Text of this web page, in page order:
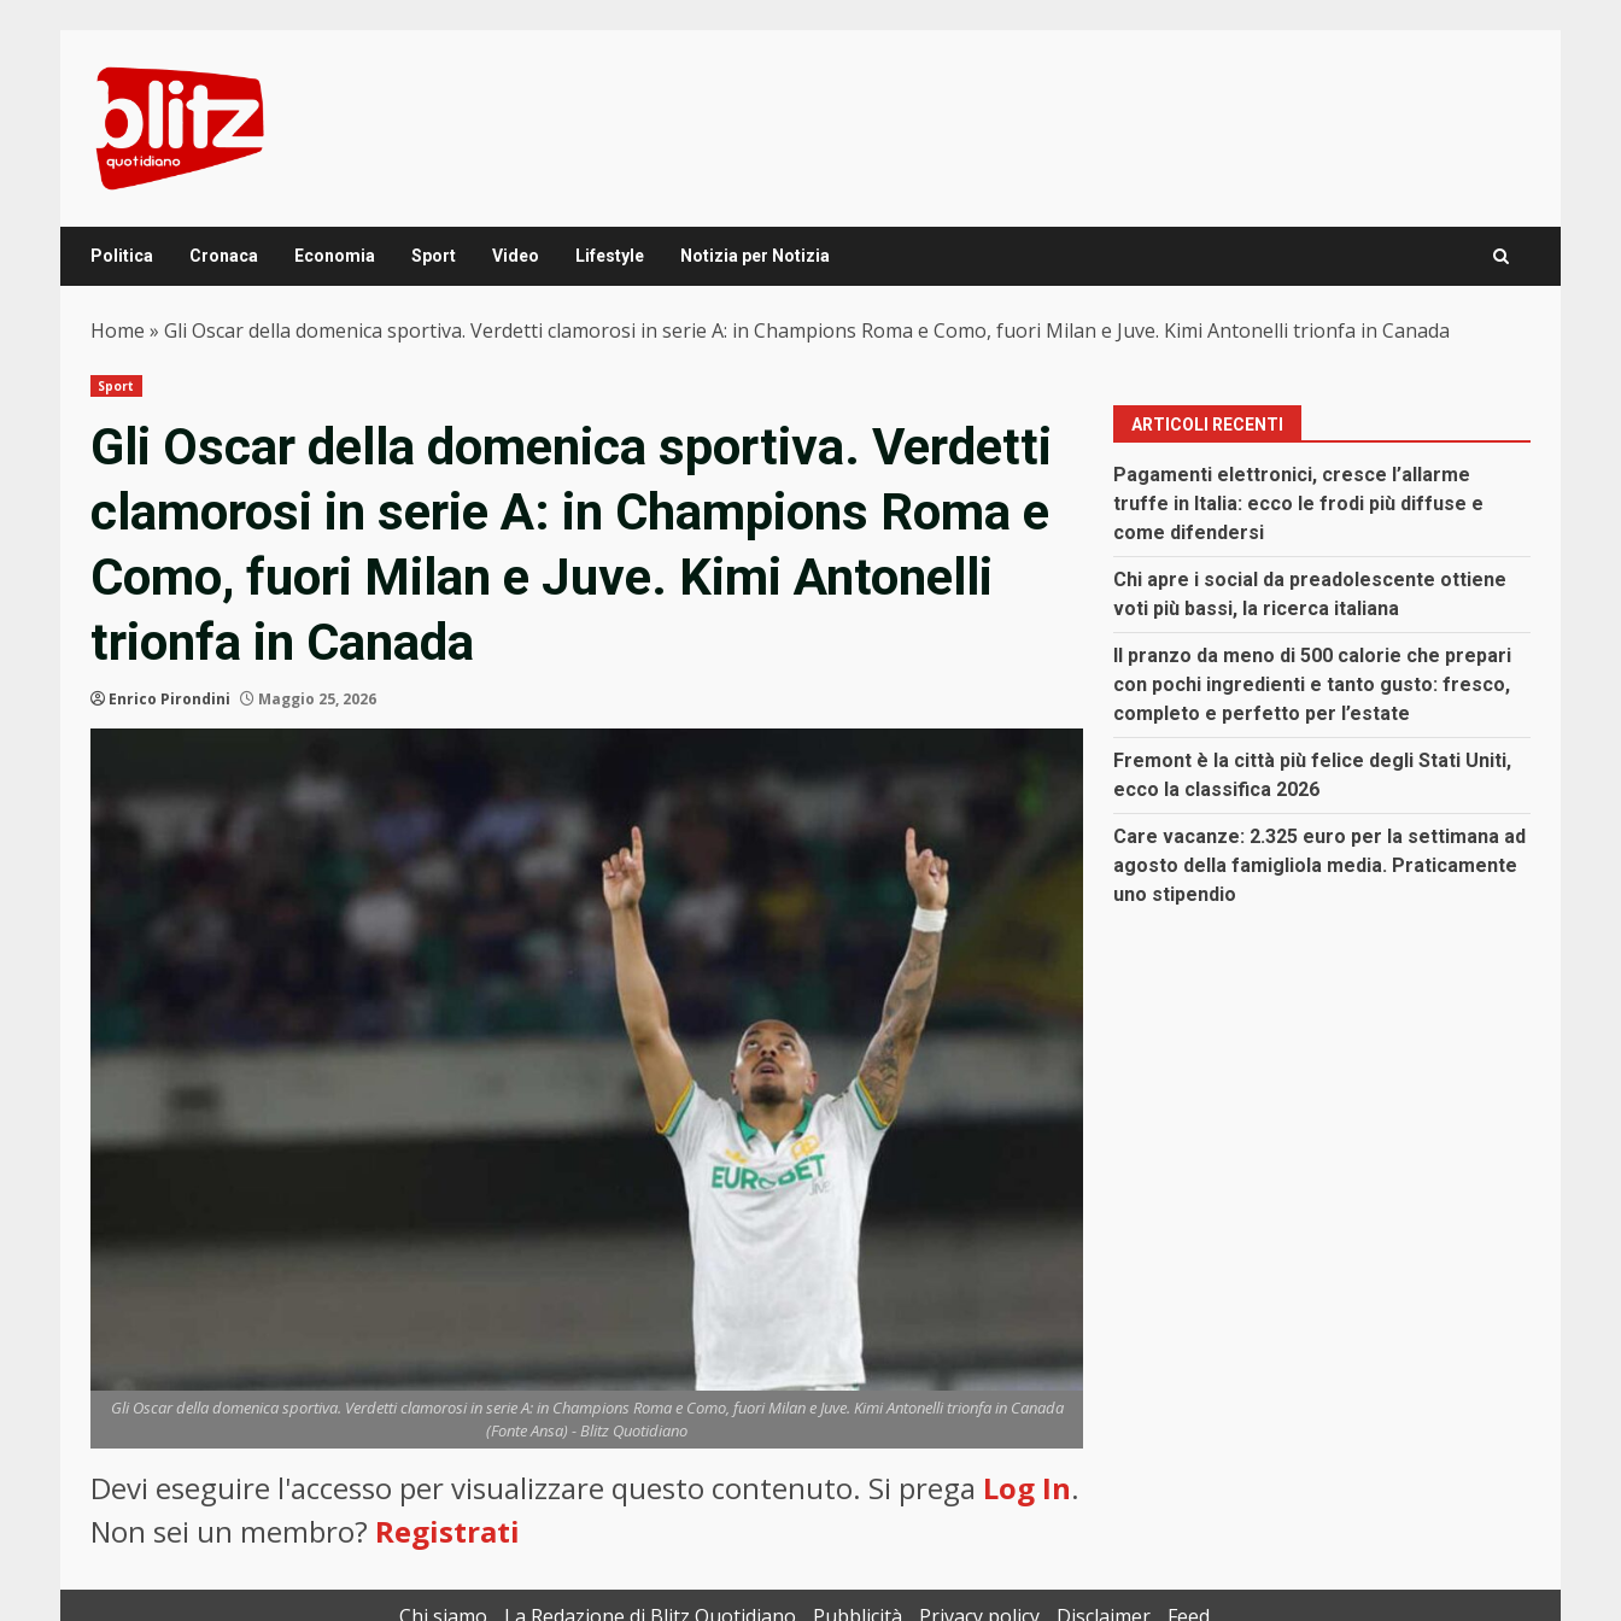
content
Politica Cronaca Economia Sport Video Lifestyle Notizia per Notizia
Home » Gli Oscar della domenica sportiva. Verdetti clamorosi in serie A: in Champions Roma e Como, fuori Milan e Juve. Kimi Antonelli trionfa in Canada
Sport
Gli Oscar della domenica sportiva. Verdetti
clamorosi in serie A: in Champions Roma e
Como, fuori Milan e Juve. Kimi Antonelli
trionfa in Canada
Enrico Pirondini Maggio 25, 2026
Gli Oscar della domenica sportiva. Verdetti clamorosi in serie A: in Champions Roma e Como, fuori Milan e Juve. Kimi Antonelli trionfa in Canada
(Fonte Ansa) - Blitz Quotidiano
Devi eseguire l'accesso per visualizzare questo contenuto. Si prega Log In.
Non sei un membro? Registrati
ARTICOLI RECENTI
Pagamenti elettronici, cresce l’allarme
truffe in Italia: ecco le frodi più diffuse e
come difendersi
Chi apre i social da preadolescente ottiene
voti più bassi, la ricerca italiana
Il pranzo da meno di 500 calorie che prepari
con pochi ingredienti e tanto gusto: fresco,
completo e perfetto per l’estate
Fremont è la città più felice degli Stati Uniti,
ecco la classifica 2026
Care vacanze: 2.325 euro per la settimana ad
agosto della famigliola media. Praticamente
uno stipendio